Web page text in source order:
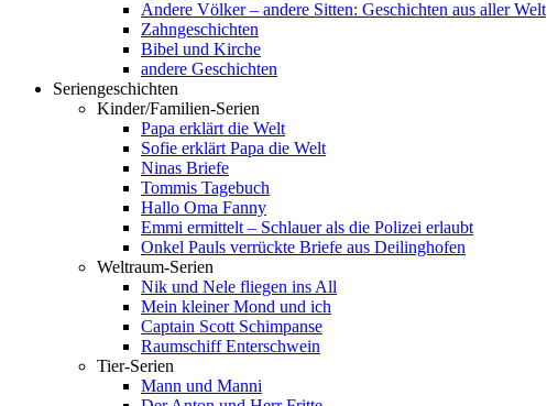
Andere Völker – andere Sitten: Geschichten aus aller Welt
Zahngeschichten
Bibel und Kirche
andere Geschichten
Seriengeschichten
Kinder/Familien-Serien
Papa erklärt die Welt
Sofie erklärt Papa die Welt
Ninas Briefe
Tommis Tagebuch
Hallo Oma Fanny
Emmi ermittelt – Schlauer als die Polizei erlaubt
Onkel Pauls verrückte Briefe aus Deilinghofen
Weltraum-Serien
Nik und Nele fliegen ins All
Mein kleiner Mond und ich
Captain Scott Schimpanse
Raumschiff Enterschwein
Tier-Serien
Mann und Manni